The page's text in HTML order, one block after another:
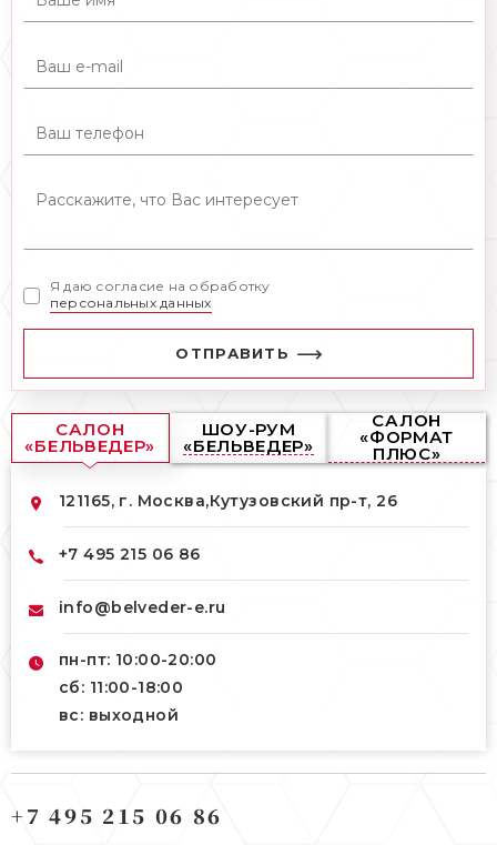
Я даю согласие на обработку
персональных данных
ОТПРАВИТЬ
САЛОН
«БЕЛЬВЕДЕР»
ШОУ-РУМ
«БЕЛЬВЕДЕР»
САЛОН
«ФОРМАТ
ПЛЮС»
121165, г. Москва,Кутузовский пр-т, 26
+7 495 215 06 86
info@belveder-e.ru
пн-пт: 10:00-20:00
сб: 11:00-18:00
вс: выходной
Берсеневский переулок, 3/10с7
+7 495 215 06 86